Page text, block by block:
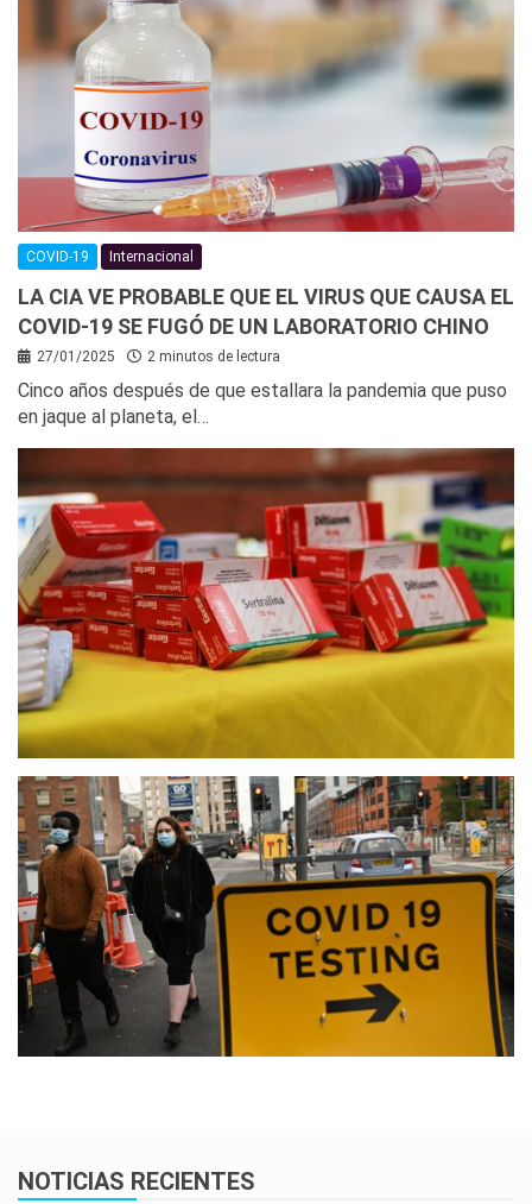
COVID-19 Internacional
LA CIA VE PROBABLE QUE EL VIRUS QUE CAUSA EL
COVID-19 SE FUGÓ DE UN LABORATORIO CHINO
27/01/2025 2 minutos de lectura
Cinco años después de que estallara la pandemia que puso
en jaque al planeta, el…
NOTICIAS RECIENTES